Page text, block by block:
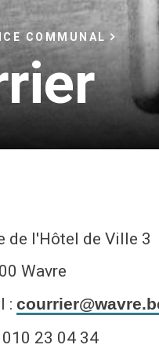
EN LIGNE
FAMILLE
COMMUNAL
de l'Hôtel de Ville 3
Wavre
:
010 23 04 34